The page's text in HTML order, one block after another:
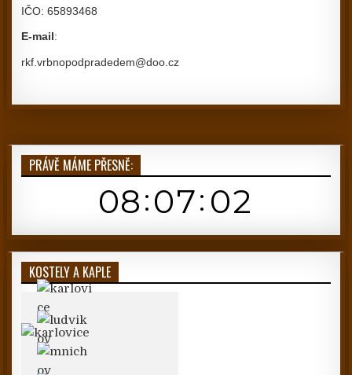
IČO: 65893468
E-mail:
rkf.vrbnopodpradedem@doo.cz
PRÁVĚ MÁME PŘESNĚ:
KOSTELY A KAPLE